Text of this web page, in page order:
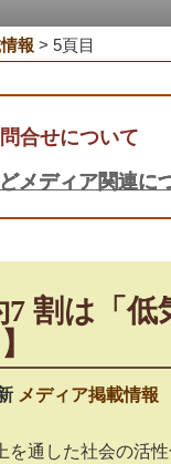
報 > 5頁目
合せについて
メディア関連に
7 割は「
メディア掲載情報
を通した社会の活